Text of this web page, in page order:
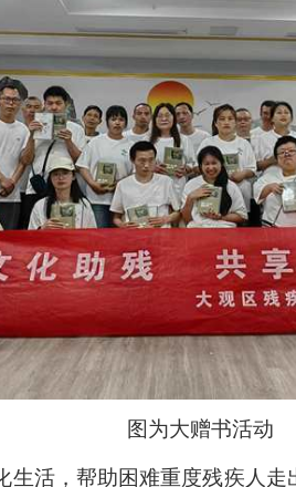
图为大赠书活动
生活，帮助困难重度残疾人